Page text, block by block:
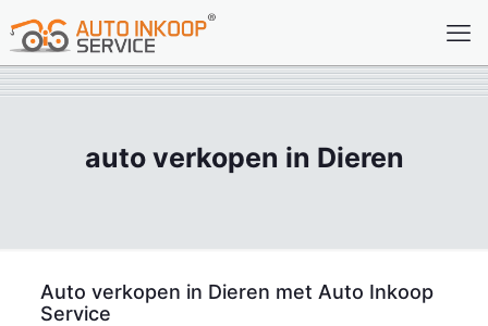
auto verkopen in Dieren
Auto verkopen in Dieren met Auto Inkoop
Service